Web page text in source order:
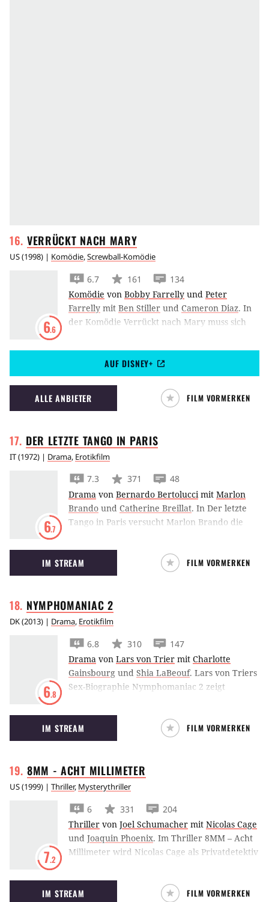
VERRÜCKT NACH MARY
US(1998) | Komödie,Screwball-Komödie
6.6
6.7 161
134
Komödie von Bobby Farrelly und Peter
Farrelly mit Ben Stiller und Cameron Diaz. In
der Komödie Verrückt nach Mary muss sich
Bewunderern der schönen Cameron Diaz
behaupten.AUF DISNEY+
ALLE ANBIETER FILM VORMERKEN
DER LETZTE TANGO IN PARIS
IT(1972) | Drama, Erotikfilm
6.7
7.3 371
48
Drama von Bernardo Bertoluccimit Marlon
Brando und Catherine Breillat. In Der letzte
Tango in Paris versucht Marlon Brando die
eine wilde Affäre mit der Französin Maria
Schneider zu verdrängen.
IM STREAM FILM VORMERKEN
NYMPHOMANIAC 2
DK(2013) | Drama, Erotikfilm
6.8
6.8 310
147
Drama von Lars von Trier mit Charlotte
Gainsbourg und Shia LaBeouf. Lars von Triers
Sex-Biographie Nymphomaniac 2 zeigt
sexuellen Entwicklung von ihrer Geburt bis zu
ihrem fünfzigsten Lebensjahr.
IM STREAM FILM VORMERKEN
8MM - ACHT MILLIMETER
US(1999) | Thriller, Mysterythriller
7.2
6 331
204
Thriller von Joel Schumacher mit Nicolas Cage
und Joaquin Phoenix. Im Thriller 8MM – Acht
Millimeter wird Nicolas Cage als Privatdetektiv
brutaler Snuff-Film echt ist.
IM STREAM FILM VORMERKEN